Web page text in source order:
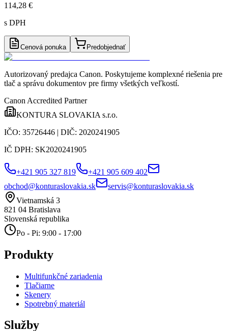
114,28 €
s DPH
Cenová ponuka Predobjednať
Autorizovaný predajca Canon. Poskytujeme komplexné riešenia pre
tlač a správu dokumentov pre firmy všetkých veľkostí.
Canon Accredited Partner
KONTURA SLOVAKIA s.r.o.
IČO: 35726446 | DIČ: 2020241905
IČ DPH: SK2020241905
+421 905 327 819
+421 905 609 402
obchod@konturaslovakia.sk
servis@konturaslovakia.sk
Vietnamská 3
821 04 Bratislava
Slovenská republika
Po - Pi: 9:00 - 17:00
Produkty
Multifunkčné zariadenia
Tlačiarne
Skenery
Spotrebný materiál
Služby